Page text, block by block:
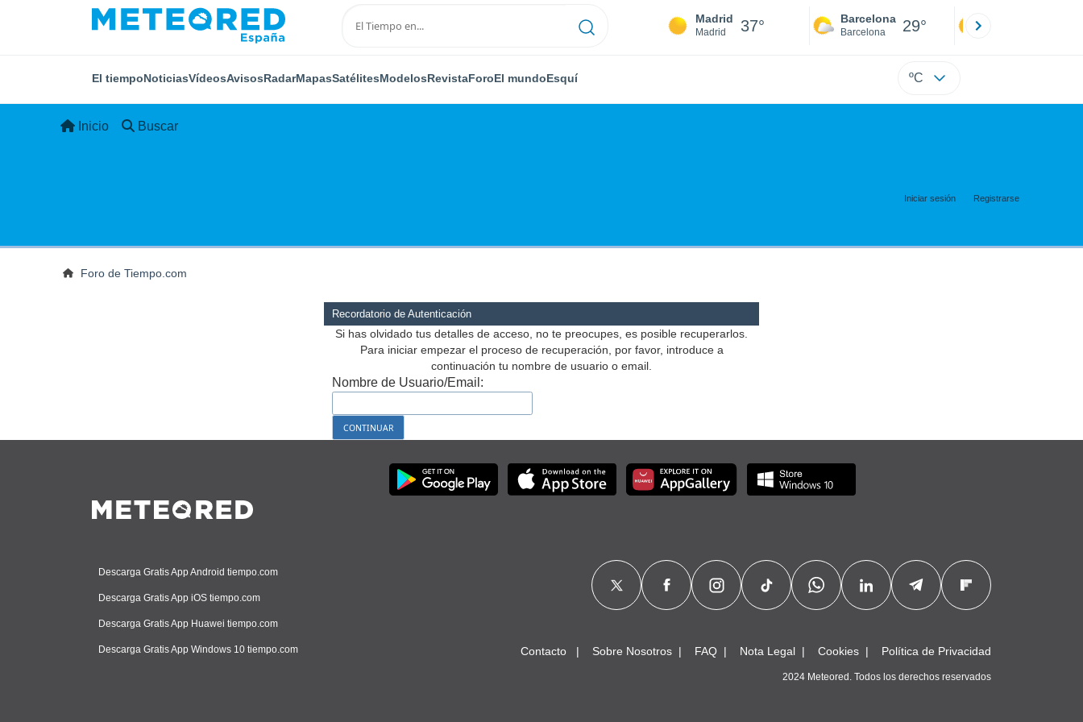
Madrid
Madrid 37° Barcelona
Barcelona 29°
El tiempoNoticiasVídeosAvisosRadarMapasSatélitesModelosRevistaForoEl mundoEsquí ºC
Inicio Buscar
Iniciar sesión Registrarse
Foro de Tiempo.com
Recordatorio de Autenticación
Si has olvidado tus detalles de acceso, no te preocupes, es posible recuperarlos.
Para iniciar empezar el proceso de recuperación, por favor, introduce a
continuación tu nombre de usuario o email.
Nombre de Usuario/Email:
Descarga Gratis App Android tiempo.com
Descarga Gratis App iOS tiempo.com
Descarga Gratis App Huawei tiempo.com
Descarga Gratis App Windows 10 tiempo.com Contacto Sobre Nosotros FAQ Nota Legal Cookies Política de Privacidad
2024 Meteored. Todos los derechos reservados